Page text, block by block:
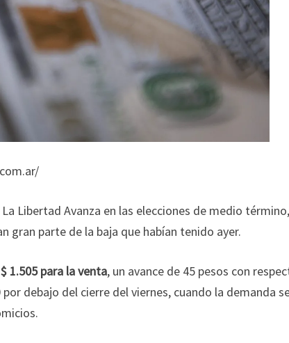
Libertad Avanza en las elecciones de medio término,
gran parte de la baja que habían tenido ayer.
1.505 para la venta, un avance de 45 pesos con
por debajo del cierre del viernes, cuando la demanda